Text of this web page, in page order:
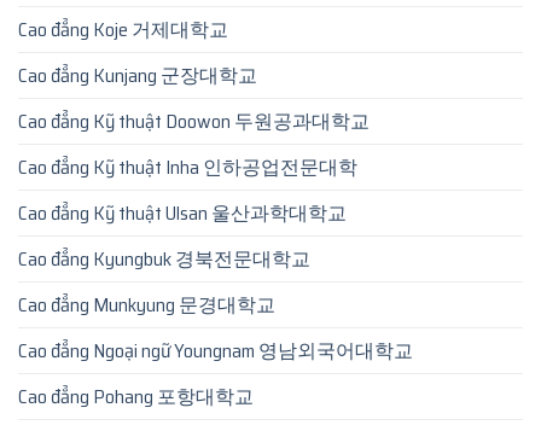
Cao đẳng Koje 거제대학교
Cao đẳng Kunjang 군장대학교
Cao đẳng Kỹ thuật Doowon 두원공과대학교
Cao đẳng Kỹ thuật Inha 인하공업전문대학
Cao đẳng Kỹ thuật Ulsan 울산과학대학교
Cao đẳng Kyungbuk 경북전문대학교
Cao đẳng Munkyung 문경대학교
Cao đẳng Ngoại ngữ Youngnam 영남외국어대학교
Cao đẳng Pohang 포항대학교